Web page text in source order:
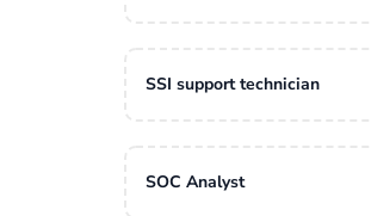
SSI support technician
SOC Analyst